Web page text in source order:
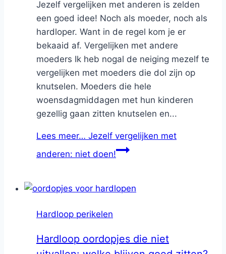
Jezelf vergelijken met anderen is zelden
een goed idee! Noch als moeder, noch als
hardloper. Want in de regel kom je er
bekaaid af. Vergelijken met andere
moeders Ik heb nogal de neiging mezelf te
vergelijken met moeders die dol zijn op
knutselen. Moeders die hele
woensdagmiddagen met hun kinderen
gezellig gaan zitten knutselen en...
Lees meer… Jezelf vergelijken met
anderen: niet doen!
Hardloop perikelen
Hardloop oordopjes die niet